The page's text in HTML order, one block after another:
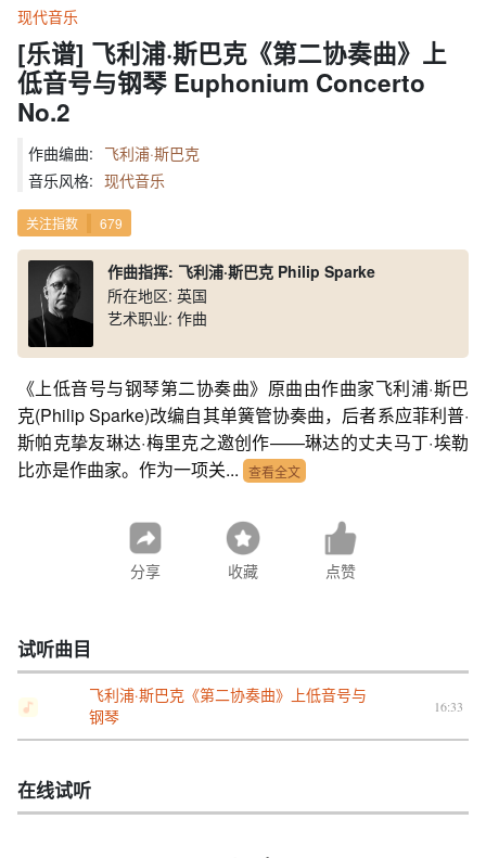
现代音乐
[乐谱] 飞利浦·斯巴克《第二协奏曲》上
低音号与钢琴 Euphonium Concerto
No.2
作曲编曲: 飞利浦·斯巴克
音乐风格: 现代音乐
关注指数 679
作曲指挥: 飞利浦·斯巴克 Philip Sparke
所在地区: 英国
艺术职业: 作曲
《上低音号与钢琴第二协奏曲》原曲由作曲家飞利浦·斯巴
克(Philip Sparke)改编自其单簧管协奏曲，后者系应菲利普·
斯帕克挚友琳达·梅里克之邀创作——琳达的丈夫马丁·埃勒
比亦是作曲家。作为一项关... 查看全文
分享 收藏 点赞
试听曲目
飞利浦·斯巴克《第二协奏曲》上低音号与
钢琴
16:33
在线试听